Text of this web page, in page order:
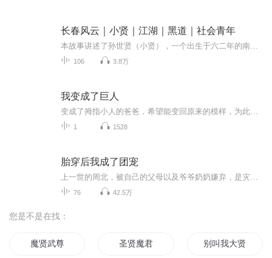
长春风云｜小贤｜江湖｜黑道｜社会青年
106 3.8万
我变成了巨人
1 1528
胎穿后我成了团宠
76 42.5万
您是不是在找：
魔贤武尊 圣贤魔君 别叫我大贤者